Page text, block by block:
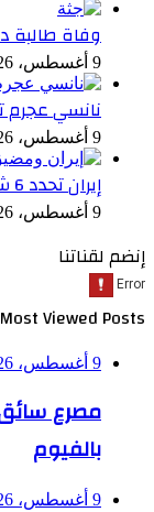
وفاة طالبة
9 أغسطس، 2026
نانسي عجرم
9 أغسطس، 2026
إيران تحدد 6 شروط لإعادة فتح مضيق هرمز
9 أغسطس، 2026
إنضم لقناتنا
Most Viewed Posts
9 أغسطس، 2026
مصرع
بالفيوم
9 أغسطس، 2026